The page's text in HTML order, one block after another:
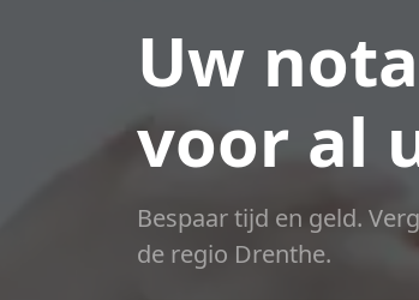
Uw
voor al
Bespaar tijd en geld.
de regio Drenthe.